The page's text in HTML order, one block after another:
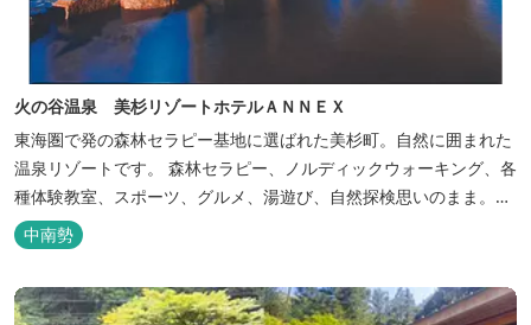
火の谷温泉 美杉リゾートホテルＡＮＮＥＸ
東海圏で発の森林セラピー基地に選ばれた美杉町。自然に囲まれた
温泉リゾートです。 森林セラピー、ノルディックウォーキング、各
種体験教室、スポーツ、グルメ、湯遊び、自然探検思いのまま。思
いきり遊んだ後は温泉でゆったり、のんびり。お料理は和洋バイキ
ングに豪華会席料理。バイキングでは、毎日餅つき、夏は流しそう
めん等のイベントも開催しています。 ５つの貸切風呂に、展望風呂
付き客室、露天風呂・ジ...
中南勢